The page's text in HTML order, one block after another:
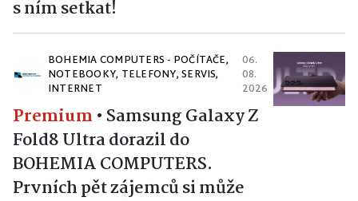
s ním setkat!
BOHEMIA COMPUTERS - POČÍTAČE,
NOTEBOOKY, TELEFONY, SERVIS,
INTERNET
06.
08.
2026
Premium • Samsung Galaxy Z
Fold8 Ultra dorazil do
BOHEMIA COMPUTERS.
Prvních pět zájemců si může